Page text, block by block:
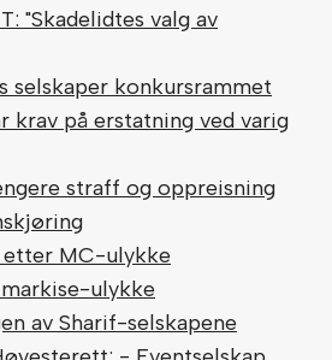
"Skadelidtes valg av
selskaper konkursrammet
krav på erstatning ved varig
straff og oppreisning
MC-ulykke
ulykke
av Sharif-selskapene